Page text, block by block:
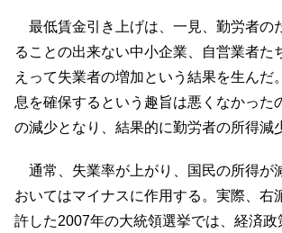
最低賃金引き上げは、一見、勤労者の
ることの出来ない中小企業、自営業者
えって失業者の増加という結果を生ん
息を確保するという趣旨は悪くなかっ
の減少となり、結果的に勤労者の所得減
通常、失業率が上がり、国民の所得が
おいてはマイナスに作用する。実際、
許した2007年の大統領選挙では、経済